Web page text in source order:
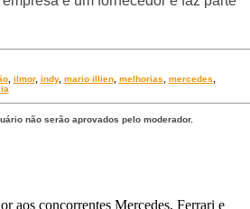
, ilmor, indy, mario illien, melhorias mercedes
não serão aprovados pelo moderador.